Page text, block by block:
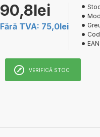
90,8lei
Fără TVA: 75,0lei
EAN:
VERIFICĂ STOC